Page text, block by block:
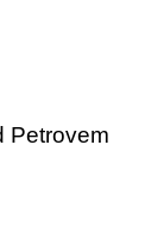
Petrovem